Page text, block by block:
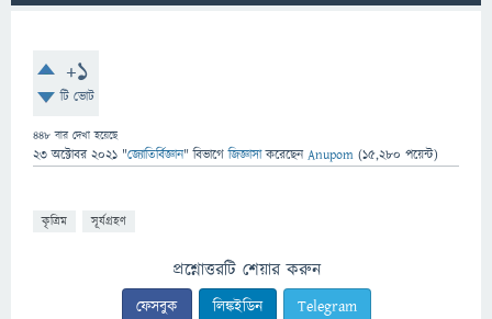
+1
টি ভোট
448 বার দেখা হয়েছে
23 অক্টোবর 2021 "জ্যোতির্বিজ্ঞান" বিভাগে জিজ্ঞাসাকরেছেনAnupom (15,280 পয়েন্ট)
কৃত্রিম সূর্যগ্রহণ
প্রশ্নোত্তরটি শেয়ার করুন
ফেসবুক লিঙ্কইডিন Telegram